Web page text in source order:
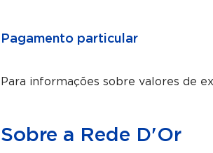
Pagamento particular
Para informações sobre valores de
Sobre a Rede D'Or